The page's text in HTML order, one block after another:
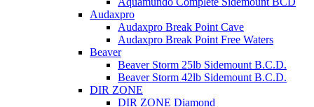
Audaxpro
Audaxpro Break Point Cave
Audaxpro Break Point Free Waters
Beaver
Beaver Storm 25lb Sidemount B.C.D.
Beaver Storm 42lb Sidemount B.C.D.
DIR ZONE
DIR ZONE Diamond